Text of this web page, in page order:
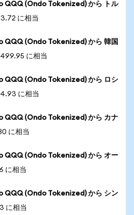
QQQ (Ondo Tokenized) から トル
に相当
QQQ (Ondo Tokenized) から 韓国
に相当
QQQ (Ondo Tokenized) から ロシ
に相当
QQQ (Ondo Tokenized) から カナ
に相当
QQQ (Ondo Tokenized) から オー
に相当
QQQ (Ondo Tokenized) から シン
に相当